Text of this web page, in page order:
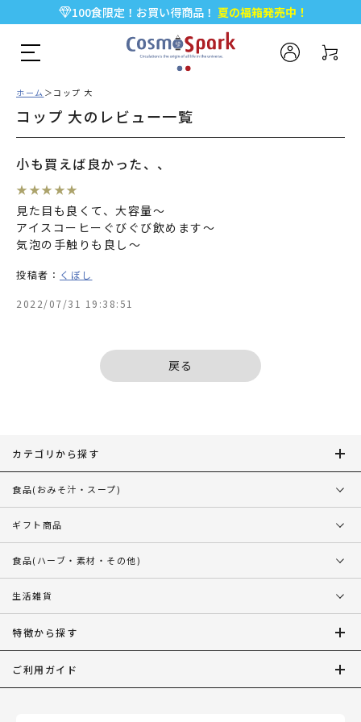
100食限定！お買い得商品！ 夏の福箱発売中！
5,000円以上のお買い物で全国一律送料無料♪
新規会員登録で今すぐ使える500ポイント プレゼント！
ホーム コップ 大
コップ 大のレビュー一覧
小も買えば良かった、、
★ ★★ ★★
見た目も良くて、大容量〜
アイスコーヒーぐびぐび飲めます〜
気泡の手触りも良し〜
投稿者： くぼし
2022/07/31 19:38:51
戻る
カテゴリから探す
食品(おみそ汁・スープ)
ギフト商品
食品(ハーブ・素材・その他)
生活雑貨
特徴から探す
ご利用ガイド